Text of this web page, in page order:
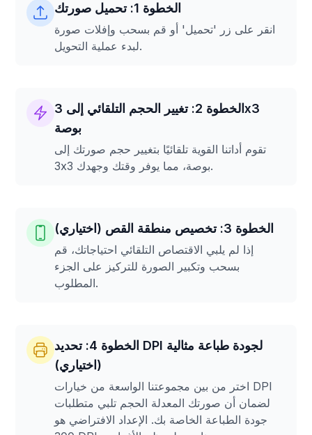
الخطوة 1: تحميل صورتك
انقر على زر 'تحميل' أو قم بسحب وإفلات صورة
لبدء عملية التحويل.
الخطوة 2: تغيير الحجم التلقائي إلى 3x3
بوصة
تقوم أداتنا القوية تلقائيًا بتغيير حجم صورتك إلى
3x3 بوصة، مما يوفر وقتك وجهدك.
الخطوة 3: تخصيص منطقة القص (اختياري)
إذا لم يلبي الاقتصاص التلقائي احتياجاتك، قم
بسحب وتكبير الصورة للتركيز على الجزء
المطلوب.
الخطوة 4: تحديد DPI لجودة طباعة مثالية
(اختياري)
اختر من بين مجموعتنا الواسعة من خيارات DPI
لضمان أن صورتك المعدلة الحجم تلبي متطلبات
جودة الطباعة الخاصة بك. الإعداد الافتراضي هو